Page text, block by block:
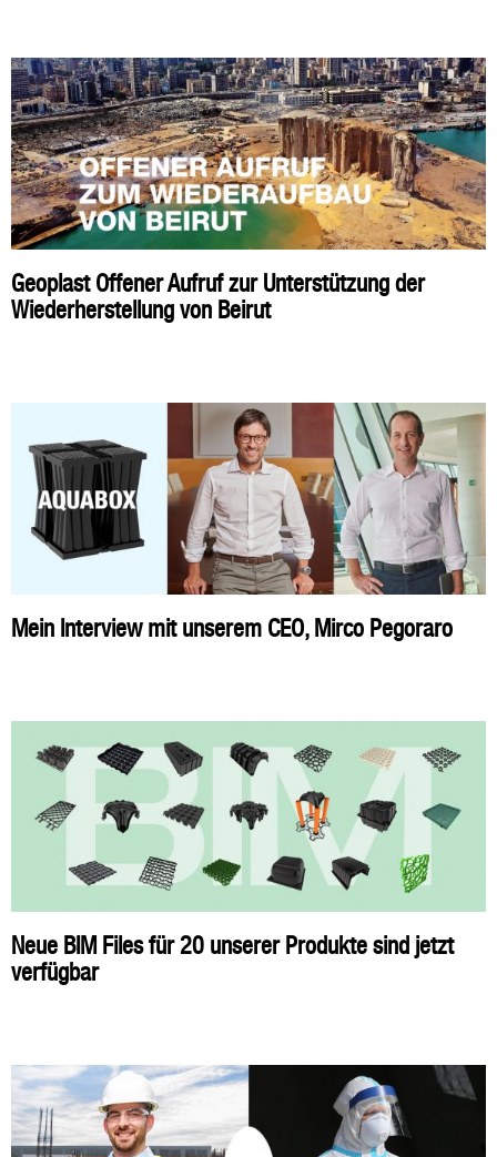
Geoplast Offener Aufruf zur Unterstützung der
Wiederherstellung von Beirut
Mein Interview mit unserem CEO, Mirco Pegoraro
Neue BIM Files für 20 unserer Produkte sind jetzt
verfügbar